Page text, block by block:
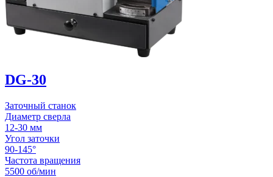
DG-30
Заточный станок
Диаметр сверла
12-30 мм
Угол заточки
90-145°
Частота вращения
5500 об/мин